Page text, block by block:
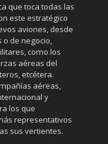
que toca todas las
este estratégico
aviones, desde
o de negocio,
como los
aéreas del
etcétera.
aéreas,
y
los que
representativos
sus vertientes.